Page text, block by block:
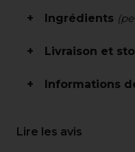
Ingrédients
Livraison et
Informations
Lire les avis